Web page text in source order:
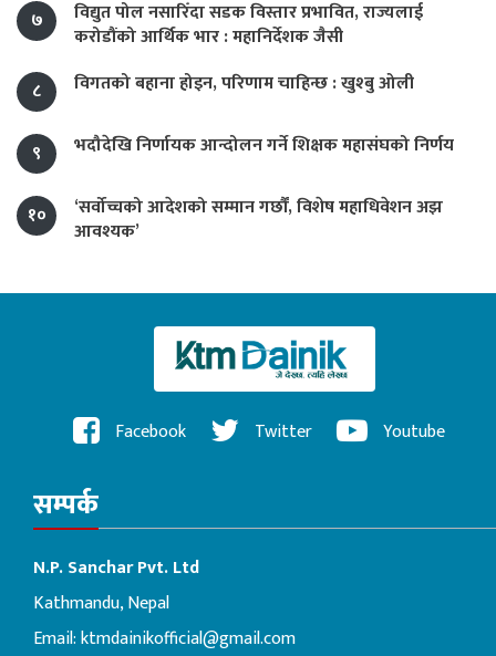
७
विद्युत पोल नसारिँदा सडक विस्तार प्रभावित, राज्यलाई
करोडौंको आर्थिक भार : महानिर्देशक जैसी
८
विगतको बहाना होइन, परिणाम चाहिन्छ : खुश्बु ओली
९ भदौदेखि निर्णायक आन्दोलन गर्ने शिक्षक महासंघको निर्णय
१०
‘सर्वोच्चको आदेशको सम्मान गर्छौं, विशेष महाधिवेशन अझ
आवश्यक’
Facebook Twitter Youtube
सम्पर्क
N.P. Sanchar Pvt. Ltd
Kathmandu, Nepal
Email:ktmdainikofficial@gmail.com